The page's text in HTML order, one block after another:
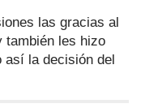
las gracias al
también les hizo
así la decisión del